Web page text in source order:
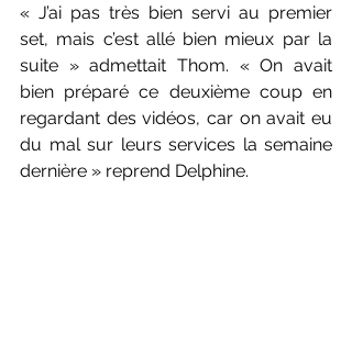
« J’ai pas très bien servi au premier
set, mais c’est allé bien mieux par la
suite » admettait Thom. « On avait
bien préparé ce deuxième coup en
regardant des vidéos, car on avait eu
du mal sur leurs services la semaine
dernière » reprend Delphine.